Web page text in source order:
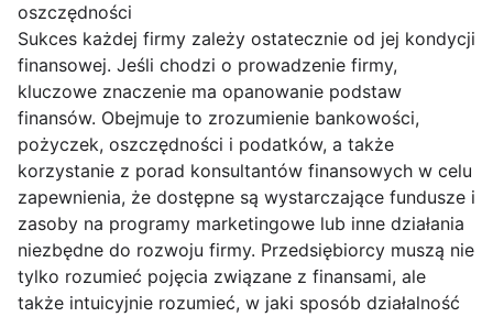
oszczędności
Sukces każdej firmy zależy ostatecznie od jej kondycji
finansowej. Jeśli chodzi o prowadzenie firmy,
kluczowe znaczenie ma opanowanie podstaw
finansów. Obejmuje to zrozumienie bankowości,
pożyczek, oszczędności i podatków, a także
korzystanie z porad konsultantów finansowych w celu
zapewnienia, że dostępne są wystarczające fundusze i
zasoby na programy marketingowe lub inne działania
niezbędne do rozwoju firmy. Przedsiębiorcy muszą nie
tylko rozumieć pojęcia związane z finansami, ale
także intuicyjnie rozumieć, w jaki sposób działalność